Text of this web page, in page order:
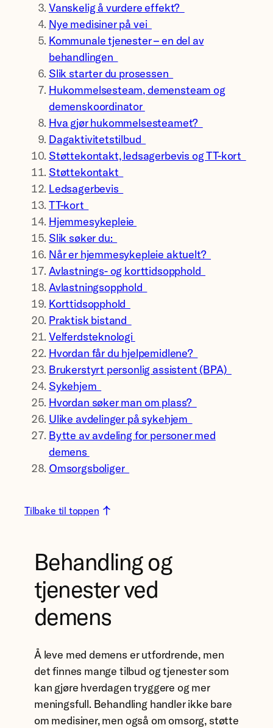
Vanskelig å vurdere effekt?
Nye medisiner på vei
Kommunale tjenester – en del av
behandlingen
Slik starter du prosessen
Hukommelsesteam, demensteam og
demenskoordinator
Hva gjør hukommelsesteamet?
Dagaktivitetstilbud
Støttekontakt, ledsagerbevis og TT-kort
Støttekontakt
Ledsagerbevis
TT-kort
Hjemmesykepleie
Slik søker du:
Når er hjemmesykepleie aktuelt?
Avlastnings- og korttidsopphold
Avlastningsopphold
Korttidsopphold
Praktisk bistand
Velferdsteknologi
Hvordan får du hjelpemidlene?
Brukerstyrt personlig assistent (BPA)
Sykehjem
Hvordan søker man om plass?
Ulike avdelinger på sykehjem
Bytte av avdeling for personer med
demens
Omsorgsboliger
Tilbake til toppen
Behandling og
tjenester ved
demens
Å leve med demens er utfordrende, men
det finnes mange tilbud og tjenester som
kan gjøre hverdagen tryggere og mer
meningsfull. Behandling handler ikke bare
om medisiner, men også om omsorg, støtte